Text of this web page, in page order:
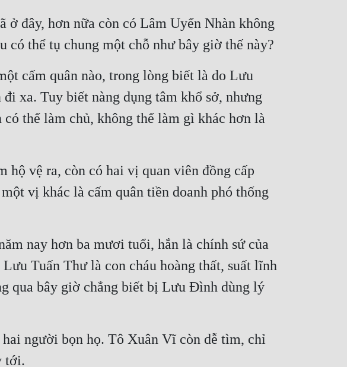
ở đây, hơn nữa còn có Lâm Uyển Nhàn không
có thể tụ chung một chỗ như bây giờ thế này?
cấm quân nào, trong lòng biết là do Lưu
xa. Tuy biết nàng dụng tâm khổ sở, nhưng
thể làm chủ, không thể làm gì khác hơn là
hộ vệ ra, còn có hai vị quan viên đồng cấp
vị khác là cấm quân tiền doanh phó thống
nay hơn ba mươi tuổi, hắn là chính sứ của
Tuấn Thư là con cháu hoàng thất, suất lĩnh
qua bây giờ chẳng biết bị Lưu Đình dùng lý
người bọn họ. Tô Xuân Vĩ còn dễ tìm, chỉ
tới.